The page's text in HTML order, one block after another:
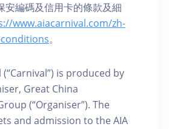
安編碼及信用卡的條款及細
www.aiacarnival.com/zh-
。
(“Carnival”) is produced by
Great China
(“Organiser”). The
and admission to the AIA